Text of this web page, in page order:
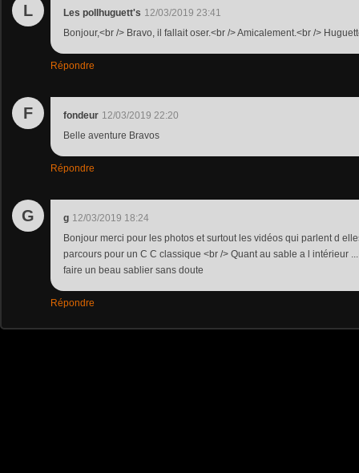
L Les pollhuguett's 12/03/2019 23:41
Bonjour,<br /> Bravo, il fallait oser.<br /> Amicalement.<br />
Répondre
F fondeur 12/03/2019 22:20
Belle aventure Bravos
Répondre
G g 12/03/2019 18:24
Bonjour merci pour les photos et surtout les vidéos qui parlent d
parcours pour un C C classique <br /> Quant au sable a l intérieur
faire un beau sablier sans doute
Répondre